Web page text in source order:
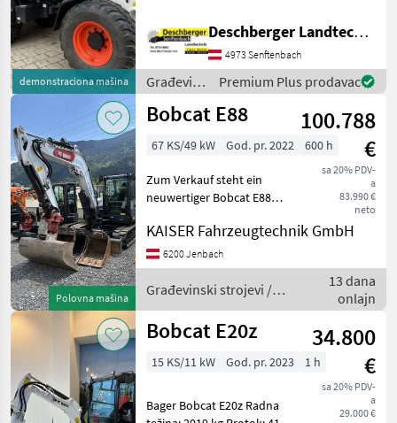
Marketplace
Ponude
trgovaca
Oglasi
demonstraciona mašina
LED radna svjetla - Kamera
za vožnju unatrag -
Paralelni prikaz žlice -
Brzina 30 km/h
Deschberger Landtechnik GmbH
4973 Senftenbach
Građevinski
strojevi /
Bobcat
Premium Plus prodavac
Polovna mašina
Bobcat E88
100.788
€
sa 20% PDV-
a
83.990 €
neto
67 KS/49 kW God. pr. 2022 600 h
Zum Verkauf steht ein
neuwertiger Bobcat E88
HDN S22-48591 € 8.300, -
Tieflöffel 400 mm € 1.280, -
Tieflöffel 600 mm € 1.530, -
Tiefl
KAISER Fahrzeugtechnik GmbH
6200 Jenbach
Građevinski strojevi /
Bobcat
13 dana
onlajn
Bobcat E20z
34.800
€
sa 20% PDV-
a
29.000 €
15 KS/11 kW God. pr. 2023 1 h
Bager Bobcat E20z Radna